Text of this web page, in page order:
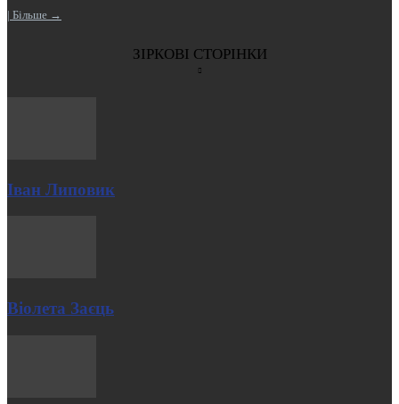
| Більше →
ЗІРКОВІ СТОРІНКИ
Іван Липовик
Віолета Заєць